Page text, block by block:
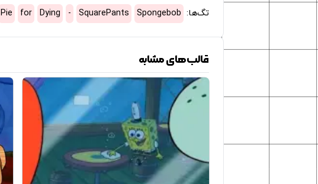
تگ‌ها: Spongebob
SquarePants
-
Dying
for
Pie
قالب‌های مشابه